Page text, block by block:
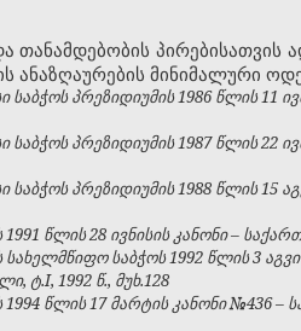
თანამდებობის
ანაზღაურების მინიმალური
პრეზიდიუმის 1986 წლის 11
პრეზიდიუმის 1987 წლის 22
საბჭოს პრეზიდიუმის 1988 წლის 15
წლის 28 ივნისის კანონი –
სახელმწიფო საბჭოს 1992 წლის 3
ტ.I, 1992 წ., მუხ.128
წლის 17 მარტის კანონი №436 –